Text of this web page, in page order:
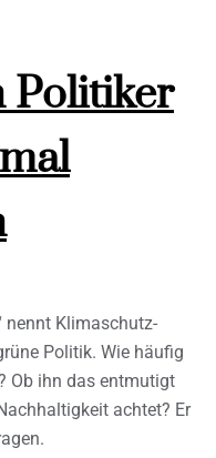
Politiker
nennt Klimaschutz-
Politik. Wie häufig
Ob ihn das entmutigt
achtet? Er